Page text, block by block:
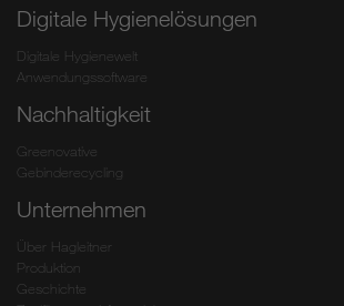
Digitale Hygienelösungen
Digitale Hygienewelt
Anwendungssoftware
Nachhaltigkeit
Greenovative
Gebinderecycling
Unternehmen
Über Hagleitner
Produktion
Geschichte